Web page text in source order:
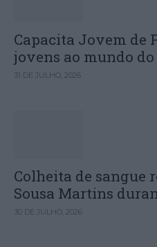
Capacita Jovem de
jovens ao mundo
31 DE JULHO, 2026
Colheita de sangue
Sousa Martins
30 DE JULHO, 2026